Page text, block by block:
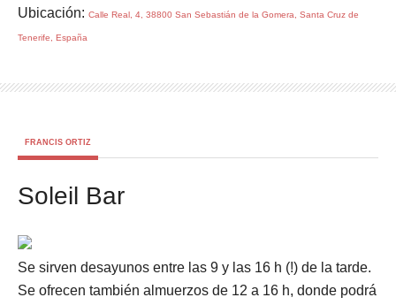
Ubicación: Calle Real, 4, 38800 San Sebastián de la Gomera, Santa Cruz de
Tenerife, España
FRANCIS ORTIZ
Soleil Bar
Se sirven desayunos entre las 9 y las 16 h (!) de la tarde.
Se ofrecen también almuerzos de 12 a 16 h, donde podrá